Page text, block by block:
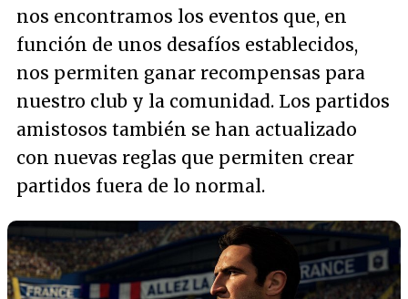
nos encontramos los eventos que, en
función de unos desafíos establecidos,
nos permiten ganar recompensas para
nuestro club y la comunidad. Los partidos
amistosos también se han actualizado
con nuevas reglas que permiten crear
partidos fuera de lo normal.